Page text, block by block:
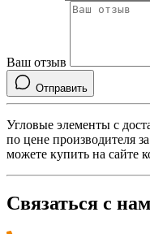
Ваш отзыв
Отправить
Угловые элементы с
по цене производителя
можете купить на
Связаться с